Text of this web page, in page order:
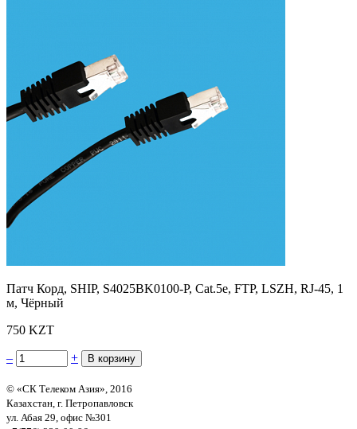
Патч Корд, SHIP, S4025BK0100-P, Cat.5e, FTP, LSZH, RJ-45, 1
м, Чёрный
750 KZT
– +
© «СК Телеком Азия», 2016
Казахстан, г. Петропавловск
ул. Абая 29, офис №301